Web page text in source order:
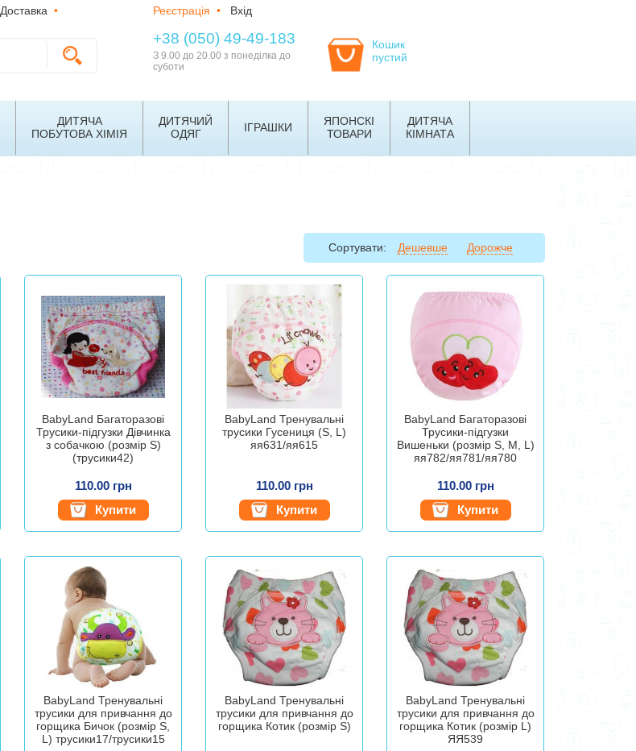
Доставка • Реєстрація • Вхід
+38 (050) 49-49-183
З 9.00 до 20.00 з понеділка до
суботи
Кошик
пустий
ДИТЯЧА
ПОБУТОВА ХІМІЯ
ДИТЯЧИЙ
ОДЯГ
ІГРАШКИ
ЯПОНСКІ
ТОВАРИ
ДИТЯЧА
КІМНАТА
Сортувати: Дешевше Дорожче
BabyLand Багаторазові
Трусики-підгузки Дівчинка
з собачкою (розмір S)
(трусики42)
110.00 грн
Купити
BabyLand Тренувальні
трусики Гусениця (S, L)
яя631/яя615
110.00 грн
Купити
BabyLand Багаторазові
Трусики-підгузки
Вишеньки (розмір S, M, L)
яя782/яя781/яя780
110.00 грн
Купити
BabyLand Тренувальні
трусики для привчання до
горщика Бичок (розмір S,
L) трусики17/трусики15
BabyLand Тренувальні
трусики для привчання до
горщика Котик (розмір S)
BabyLand Тренувальні
трусики для привчання до
горщика Котик (розмір L)
ЯЯ539